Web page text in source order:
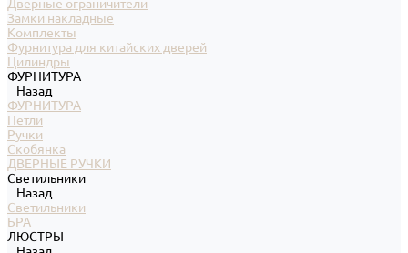
Дверные ограничители
Замки накладные
Комплекты
Фурнитура для китайских дверей
Цилиндры
ФУРНИТУРА
Назад
ФУРНИТУРА
Петли
Ручки
Скобянка
ДВЕРНЫЕ РУЧКИ
Светильники
Назад
Светильники
БРА
ЛЮСТРЫ